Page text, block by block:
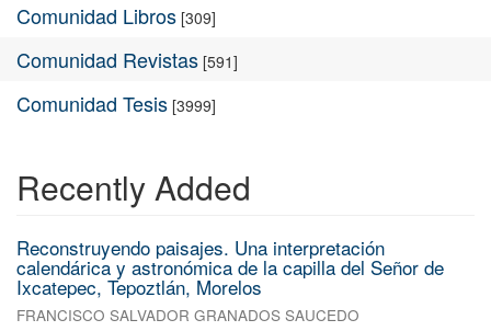
Comunidad Libros [309]
Comunidad Revistas [591]
Comunidad Tesis [3999]
Recently Added
Reconstruyendo paisajes. Una interpretación
calendárica y astronómica de la capilla del Señor de
Ixcatepec, Tepoztlán, Morelos
FRANCISCO SALVADOR GRANADOS SAUCEDO